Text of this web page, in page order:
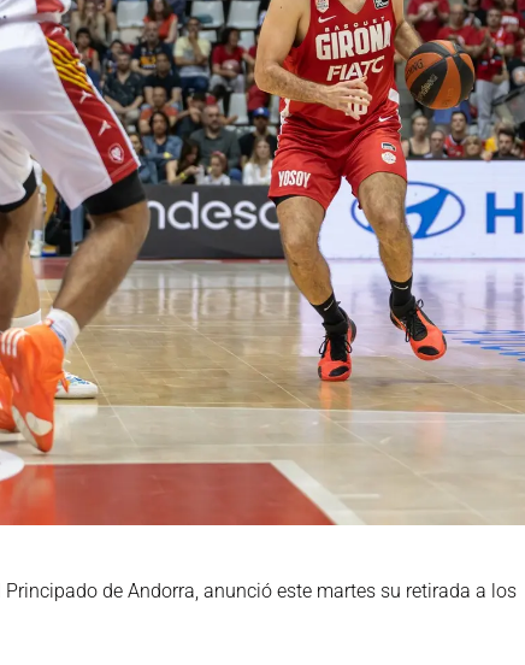
Principado de Andorra, anunció este martes su retirada a los